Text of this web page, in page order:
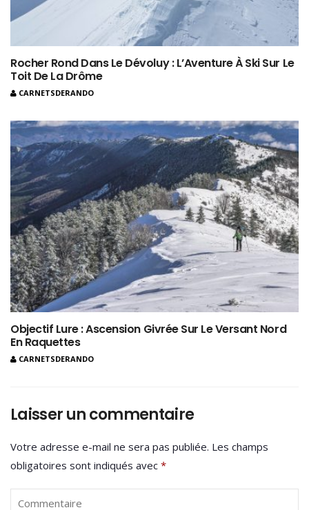
Rocher Rond Dans Le Dévoluy : L’Aventure À Ski Sur Le
Toit De La Drôme
CARNETSDERANDO
Objectif Lure : Ascension Givrée Sur Le Versant Nord
En Raquettes
CARNETSDERANDO
Laisser un commentaire
Votre adresse e-mail ne sera pas publiée. Les champs
obligatoires sont indiqués avec *